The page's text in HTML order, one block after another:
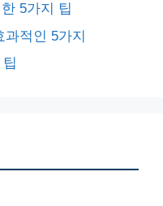
5가지 팁
적인 5가지